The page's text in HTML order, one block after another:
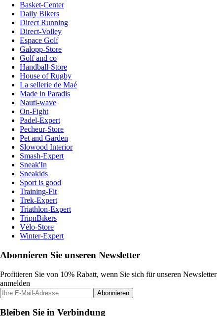
Basket-Center
Daily Bikers
Direct Running
Direct-Volley
Espace Golf
Galopp-Store
Golf and co
Handball-Store
House of Rugby
La sellerie de Maé
Made in Paradis
Nauti-wave
On-Fight
Padel-Expert
Pecheur-Store
Pet and Garden
Slowood Interior
Smash-Expert
Sneak'In
Sneakids
Sport is good
Training-Fit
Trek-Expert
Triathlon-Expert
TripnBikers
Vélo-Store
Winter-Expert
Abonnieren Sie unseren Newsletter
Profitieren Sie von 10% Rabatt, wenn Sie sich für unseren Newsletter
anmelden
Abonnieren
Bleiben Sie in Verbindung